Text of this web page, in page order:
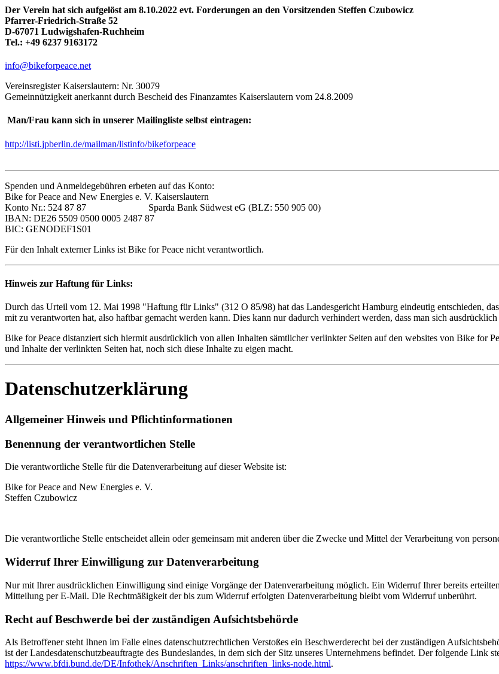
Der Verein hat sich aufgelöst am 8.10.2022 evt. Forderungen an den Vorsitzenden Steffen Czubowicz
Pfarrer-Friedrich-Straße 52
D-67071 Ludwigshafen-Ruchheim
Tel.: +49 6237 9163172
info@bikeforpeace.net
Vereinsregister Kaiserslautern: Nr. 30079
Gemeinnützigkeit anerkannt durch Bescheid des Finanzamtes Kaiserslautern vom 24.8.2009
Man/Frau kann sich in unserer Mailingliste selbst eintragen:
http://listi.jpberlin.de/mailman/listinfo/bikeforpeace
Spenden und Anmeldegebühren erbeten auf das Konto:
Bike for Peace and New Energies e. V. Kaiserslautern
Konto Nr.: 524 87 87 Sparda Bank Südwest eG (BLZ: 550 905 00)
IBAN: DE26 5509 0500 0005 2487 87
BIC: GENODEF1S01
Für den Inhalt externer Links ist Bike for Peace nicht verantwortlich.
Hinweis zur Haftung für Links:
Durch das Urteil vom 12. Mai 1998 "Haftung für Links" (312 O 85/98) hat das Landesgericht Hamburg eindeutig entschieden,
mit zu verantworten hat, also haftbar gemacht werden kann. Dies kann nur dadurch verhindert werden, dass man sich
Bike for Peace distanziert sich hiermit ausdrücklich von allen Inhalten sämtlicher verlinkter Seiten auf den websites von Bike for
und Inhalte der verlinkten Seiten hat, noch sich diese Inhalte zu eigen macht.
Datenschutzerklärung
Allgemeiner Hinweis und Pflichtinformationen
Benennung der verantwortlichen Stelle
Die verantwortliche Stelle für die Datenverarbeitung auf dieser Website ist:
Bike for Peace and New Energies e. V.
Steffen Czubowicz
Die verantwortliche Stelle entscheidet allein oder gemeinsam mit anderen über die Zwecke und Mittel der Verarbeitung von
Widerruf Ihrer Einwilligung zur Datenverarbeitung
Nur mit Ihrer ausdrücklichen Einwilligung sind einige Vorgänge der Datenverarbeitung möglich. Ein Widerruf Ihrer bereits
Mitteilung per E-Mail. Die Rechtmäßigkeit der bis zum Widerruf erfolgten Datenverarbeitung bleibt vom Widerruf unberührt.
Recht auf Beschwerde bei der zuständigen Aufsichtsbehörde
Als Betroffener steht Ihnen im Falle eines datenschutzrechtlichen Verstoßes ein Beschwerderecht bei der zuständigen
ist der Landesdatenschutzbeauftragte des Bundeslandes, in dem sich der Sitz unseres Unternehmens befindet. Der folgende Link
https://www.bfdi.bund.de/DE/Infothek/Anschriften_Links/anschriften_links-node.html.